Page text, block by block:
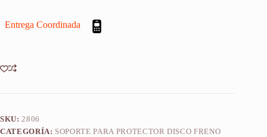
450
Entrega Coordinada
SKU: 2806
CATEGORÍA: SOPORTE PARA PROTECTOR DISCO FRENO